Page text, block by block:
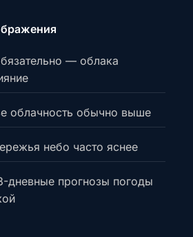
— облака
облачность обычно выше
небо часто яснее
дневные прогнозы погоды